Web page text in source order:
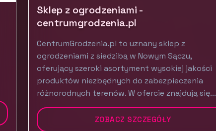
Sklep z ogrodzeniami -
centrumgrodzenia.pl
CentrumGrodzenia.pl to uznany sklep z
ogrodzeniami z siedzibą w Nowym Sączu,
oferujący szeroki asortyment wysokiej jakości
produktów niezbędnych do zabezpieczenia
różnorodnych terenów. W ofercie znajdują się...
ZOBACZ SZCZEGÓŁY